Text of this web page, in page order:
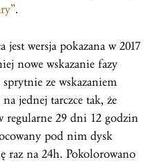
.
jest wersja pokazana w 2017
nowe wskazanie fazy
ze wskazaniem
jednej tarczce tak, że
regularne 29 dni 12 godzin
pod nim dysk
raz na 24h. Pokolorowano